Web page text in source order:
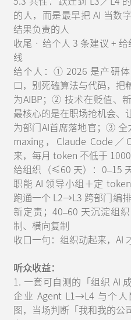
的人，而是最早把 AI 当数
结果负责的人
收尾 · 给个人 3 条建议 +
线
给个人：① 2026 是产研
口，别死磕算法与代码，把
为AIBP；② 技术在贬值、
最核心的是在职场抢机会、
为部门AI首席落地官；③ 全
maxing，Claude Code／
来，每月 token 不低于
给组织（≤60 天）：0–15
职能 AI 领导小组＋定
跑通一个 L2→L3 跨部门编
新定责；40–60 天沉淀组
制、横向复制
收口一句：组织动起来，AI
听众收益：
1. 一套可自测的「组织 AI
企业 Agent L1→L4 与个
图，当场判断「我和我的公